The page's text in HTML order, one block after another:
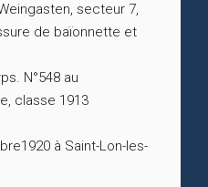
secteur 7,
de baïonnette et
N°548 au
classe 1913
à Saint-Lon-les-